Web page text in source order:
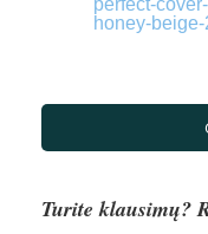
perfect-
honey-beige-
Turite klausimų?